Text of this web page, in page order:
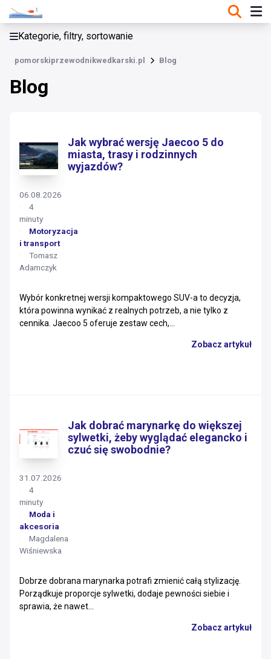
Kategorie, filtry, sortowanie
pomorskiprzewodnikwedkarski.pl Blog
Blog
Jak wybrać wersję Jaecoo 5 do
miasta, trasy i rodzinnych
wyjazdów?
Wybór konkretnej wersji kompaktowego SUV-a to decyzja,
która powinna wynikać z realnych potrzeb, a nie tylko z
cennika. Jaecoo 5 oferuje zestaw cech,...
Zobacz artykuł
06.08.2026
4
minuty
Motoryzacja
i transport
Tomasz
Adamczyk
Jak dobrać marynarkę do większej
sylwetki, żeby wyglądać elegancko i
czuć się swobodnie?
Dobrze dobrana marynarka potrafi zmienić całą stylizację.
Porządkuje proporcje sylwetki, dodaje pewności siebie i
sprawia, że nawet...
Zobacz artykuł
31.07.2026
4
minuty
Moda i
akcesoria
Magdalena
Wiśniewska